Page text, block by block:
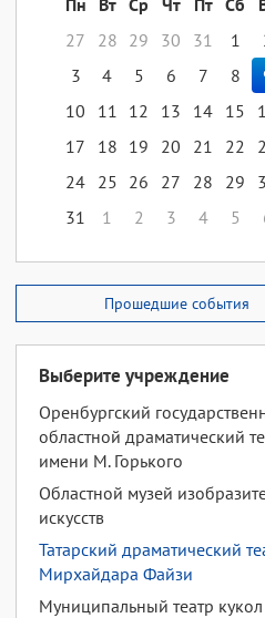
27
28 29 30 31 1
3
4 5 6 7 8
10
11 12 13 14 15
17
18 19 20 21 22
24 25 26 27 28 29
31
1 2 3 4 5
Прошедшие события
Выберите учреждение
Оренбургский
областной драматический
имени М. Горького
Областной музей
искусств
Татарский драматический
Мирхайдара Файзи
Муниципальный театр кукол